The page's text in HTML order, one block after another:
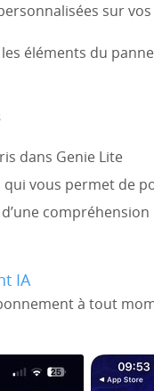
sur
éléments du
dans Genie Lite
qui vous permet de
IA
à tout